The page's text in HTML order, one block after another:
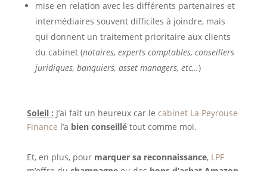
mise en relation avec les différents partenaires et
intermédiaires souvent difficiles à joindre, mais
qui donnent un traitement prioritaire aux clients
du cabinet (notaires, experts comptables, conseillers
juridiques, banquiers, asset managers, etc…)
Soleil : J’ai fait un heureux car le cabinet La Peyrouse
Finance l’a bien conseillé tout comme moi.
Et, en plus, pour marquer sa reconnaissance, LPF